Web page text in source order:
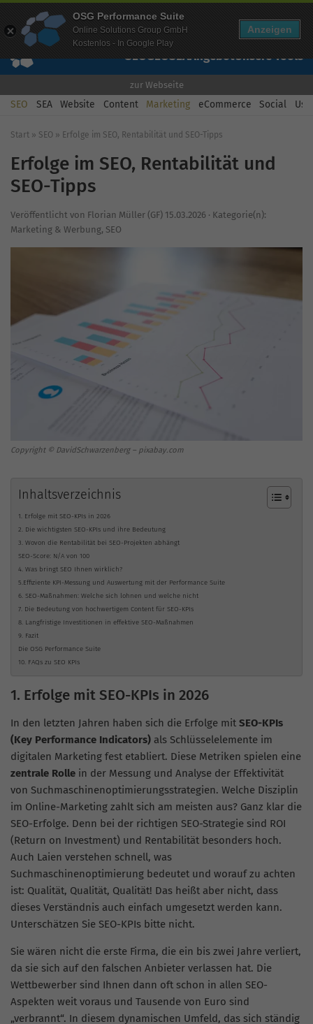
Wissen Free Checks Über uns Free Account
SEOGEOSEAAngebotUnsere Tools
zur Webseite
SEO SEA Website Content Marketing eCommerce Social
Start » SEO » Erfolge im SEO, Rentabilität und SEO-Tipps
Erfolge im SEO, Rentabilität und
SEO-Tipps
Veröffentlicht von Florian Müller (GF) 15.03.2026 · Kategorie(n):
Marketing & Werbung, SEO
Copyright © DavidSchwarzenberg – pixabay.com
Inhaltsverzeichnis
1. Erfolge mit SEO-KPIs in 2026
2. Die wichtigsten SEO-KPIs und ihre Bedeutung
3. Wovon die Rentabilität bei SEO-Projekten abhängt
SEO-Score: N/A von 100
4. Was bringt SEO Ihnen wirklich?
5.Effiziente KPI-Messung und Auswertung mit der Performance Suite
6. SEO-Maßnahmen: Welche sich lohnen und welche nicht
7. Die Bedeutung von hochwertigem Content für SEO-KPIs
8. Langfristige Investitionen in effektive SEO-Maßnahmen
9. Fazit
Die OSG Performance Suite
10. FAQs zu SEO KPIs
1. Erfolge mit SEO-KPIs in 2026
In den letzten Jahren haben sich die Erfolge mit SEO-KPIs
(Key Performance Indicators) als Schlüsselelemente im
digitalen Marketing fest etabliert. Diese Metriken spielen eine
zentrale Rolle in der Messung und Analyse der Effektivität
von Suchmaschinenoptimierungsstrategien. Welche Disziplin
im Online-Marketing zahlt sich am meisten aus? Ganz klar die
SEO-Erfolge. Denn bei der richtigen SEO-Strategie sind ROI
(Return on Investment) und Rentabilität besonders hoch.
Auch Laien verstehen schnell, was
Suchmaschinenoptimierung bedeutet und worauf zu achten
ist: Qualität, Qualität, Qualität! Das heißt aber nicht, dass
dieses Verständnis auch einfach umgesetzt werden kann.
Unterschätzen Sie SEO-KPIs bitte nicht.
Sie wären nicht die erste Firma, die ein bis zwei Jahre verliert,
da sie sich auf den falschen Anbieter verlassen hat. Die
Wettbewerber sind Ihnen dann oft schon in allen SEO-
Aspekten weit voraus und Tausende von Euro sind
„verbrannt“. In diesem dynamischen Umfeld, das sich ständig
OSG Performance Suite
Online Solutions Group GmbH
Kostenlos - In Google Play
Anzeigen